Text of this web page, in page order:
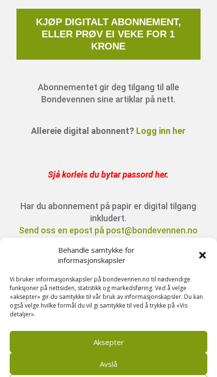
Behandle samtykke for
informasjonskapsler
Vi bruker informasjonskapsler på bondevennen.no til nødvendige
funksjoner på nettsiden, statistikk og markedsføring. Ved å velge
«aksepter» gir du samtykke til vår bruk av informasjonskapsler. Du kan
også velge hvilke formål du vil gi samtykke til ved å trykke på «Vis
detaljer».
Aksepter
Avslå
KJØP DIGITALT ABONNEMENT,
ELLER PRØV EI VEKE FOR 1
KRONE
Abonnementet gir deg tilgang til alle
Bondevennen sine artiklar på nett.
Allereie digital abonnent? Logg inn her
Sjå korleis du bytar passord her.
Har du abonnement på papir er digital tilgang
inkludert.
Send oss en epost på post@bondevennen.no
Kontakt oss på telefon 51 88 72 61 eller send
ein e-post til